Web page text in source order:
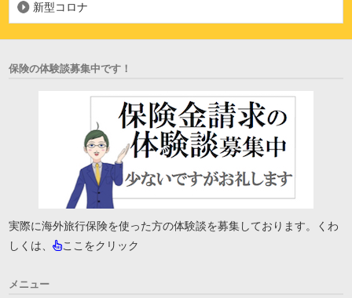
新型コロナ
保険の体験談募集中です！
実際に海外旅行保険を使った方の体験談を募集しております。くわ
しくは、
ここをクリック
メニュー